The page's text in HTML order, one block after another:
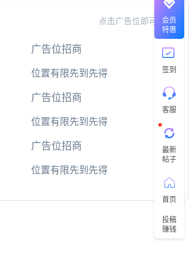
点击广告位即可投放
广告位招商
位置有限先到先得
广告位招商
位置有限先到先得
广告位招商
位置有限先到先得
会员
特惠
签到
客服
接
说
出
您
的
需
求
记
带
上
源
链
接
问
题
工
作
最新
帖子
首页
投稿
赚钱